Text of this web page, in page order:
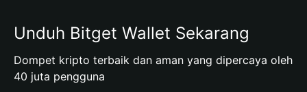
Unduh Bitget Wallet Sekarang
Dompet kripto terbaik dan aman yang dipercaya oleh
40 juta pengguna